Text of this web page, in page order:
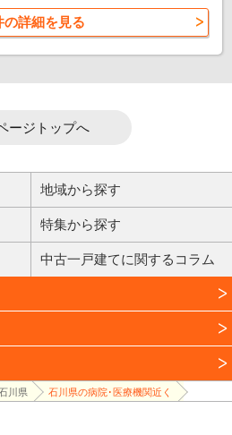
の詳細を見る
ージトップへ
地域から探す
特集から探す
中古一戸建てに関するコラム
川県 石川県の病院･医療機関近く